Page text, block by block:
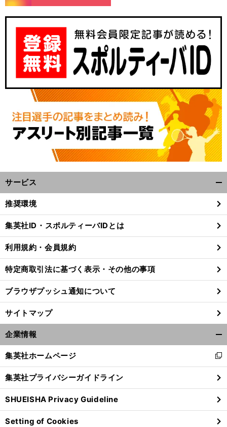
サービス
閉
る
推奨環境
集英社ID・スポルティーバIDとは
利用規約・会員規約
特定商取引法に基づく表示・その他の事項
ブラウザプッシュ通知について
サイトマップ
企業情報
閉
る
集英社ホームページ
新
し
い
ウ
ィ
ン
ド
集英社プライバシーガイドライン
SHUEISHA Privacy Guideline
Setting of Cookies